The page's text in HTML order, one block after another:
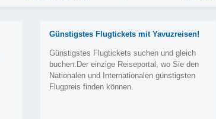
Günstigstes Flugtickets mit Yavuzreisen!
Günstigstes Flugtickets suchen und gleich
buchen.Der einzige Reiseportal, wo Sie den
Nationalen und Internationalen günstigsten
Flugpreis finden können.